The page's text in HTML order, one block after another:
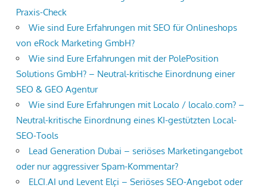
Praxis-Check
Wie sind Eure Erfahrungen mit SEO für Onlineshops
von eRock Marketing GmbH?
Wie sind Eure Erfahrungen mit der PolePosition
Solutions GmbH? – Neutral-kritische Einordnung einer
SEO & GEO Agentur
Wie sind Eure Erfahrungen mit Localo / localo.com? –
Neutral-kritische Einordnung eines KI-gestützten Local-
SEO-Tools
Lead Generation Dubai – seriöses Marketingangebot
oder nur aggressiver Spam-Kommentar?
ELCI.AI und Levent Elçi – Seriöses SEO-Angebot oder